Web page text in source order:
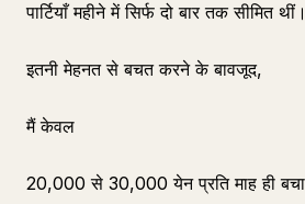
पार्टियाँ महीने में सिर्फ दो बार तक सीमित थीं।
इतनी मेहनत से बचत करने के बावजूद,
मैं केवल
20,000 से 30,000 येन प्रति माह ही बचा